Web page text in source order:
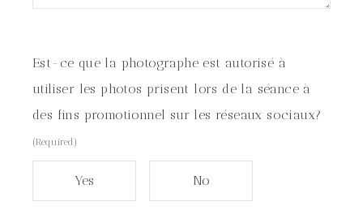
Est-ce que la photographe est autorisé à
utiliser les photos prisent lors de la séance à
des fins promotionnel sur les réseaux sociaux?
(Required)
Yes No